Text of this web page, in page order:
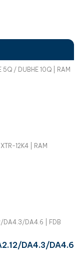
5Q / DUBHE 10Q | RAM
12K4 | RAM
DA4.3/DA4.6 | FDB
DA4.3/DA4.6